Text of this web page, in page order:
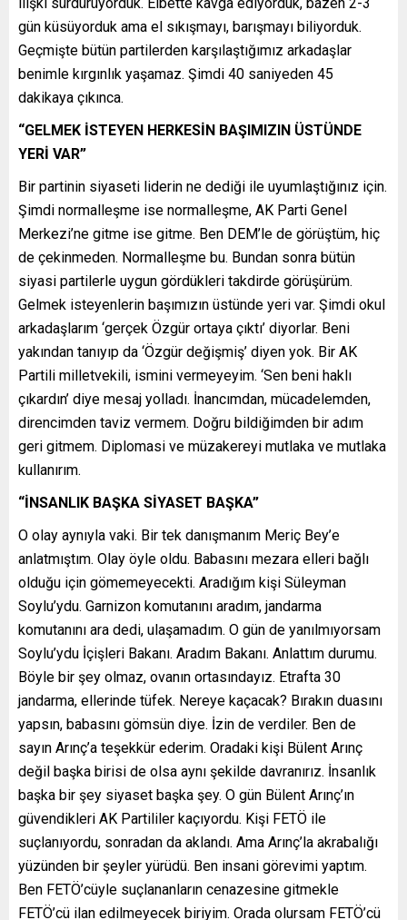
gün küsüyorduk ama el sıkışmayı, barışmayı biliyorduk.
Geçmişte bütün partilerden karşılaştığımız arkadaşlar
benimle kırgınlık yaşamaz. Şimdi 40 saniyeden 45
dakikaya çıkınca.
“GELMEK İSTEYEN HERKESİN BAŞIMIZIN ÜSTÜNDE
YERİ VAR”
Bir partinin siyaseti liderin ne dediği ile uyumlaştığınız için.
Şimdi normalleşme ise normalleşme, AK Parti Genel
Merkezi’ne gitme ise gitme. Ben DEM’le de görüştüm, hiç
de çekinmeden. Normalleşme bu. Bundan sonra bütün
siyasi partilerle uygun gördükleri takdirde görüşürüm.
Gelmek isteyenlerin başımızın üstünde yeri var. Şimdi okul
arkadaşlarım ‘gerçek Özgür ortaya çıktı’ diyorlar. Beni
yakından tanıyıp da ‘Özgür değişmiş’ diyen yok. Bir AK
Partili milletvekili, ismini vermeyeyim. ‘Sen beni haklı
çıkardın’ diye mesaj yolladı. İnancımdan, mücadelemden,
direncimden taviz vermem. Doğru bildiğimden bir adım
geri gitmem. Diplomasi ve müzakereyi mutlaka ve mutlaka
kullanırım.
“İNSANLIK BAŞKA SİYASET BAŞKA”
O olay aynıyla vaki. Bir tek danışmanım Meriç Bey’e
anlatmıştım. Olay öyle oldu. Babasını mezara elleri bağlı
olduğu için gömemeyecekti. Aradığım kişi Süleyman
Soylu’ydu. Garnizon komutanını aradım, jandarma
komutanını ara dedi, ulaşamadım. O gün de yanılmıyorsam
Soylu’ydu İçişleri Bakanı. Aradım Bakanı. Anlattım durumu.
Böyle bir şey olmaz, ovanın ortasındayız. Etrafta 30
jandarma, ellerinde tüfek. Nereye kaçacak? Bırakın duasını
yapsın, babasını gömsün diye. İzin de verdiler. Ben de
sayın Arınç’a teşekkür ederim. Oradaki kişi Bülent Arınç
değil başka birisi de olsa aynı şekilde davranırız. İnsanlık
başka bir şey siyaset başka şey. O gün Bülent Arınç’ın
güvendikleri AK Partililer kaçıyordu. Kişi FETÖ ile
suçlanıyordu, sonradan da aklandı. Ama Arınç’la akrabalığı
yüzünden bir şeyler yürüdü. Ben insani görevimi yaptım.
Ben FETÖ’cüyle suçlananların cenazesine gitmekle
FETÖ’cü ilan edilmeyecek biriyim. Orada olursam FETÖ’cü